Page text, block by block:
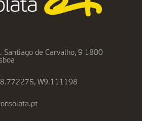
Santiago de Carvalho, 9 1800
W9.111198